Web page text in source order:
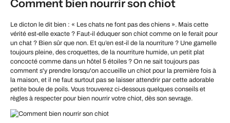
Comment bien nourrir son chiot
Le dicton le dit bien : « Les chats ne font pas des chiens ». Mais cette
vérité est-elle exacte ? Faut-il éduquer son chiot comme on le ferait pour
un chat ? Bien sûr que non. Et qu’en est-il de la nourriture ? Une gamelle
toujours pleine, des croquettes, de la nourriture humide, un petit plat
concocté comme dans un hôtel 5 étoiles ? On ne sait toujours pas
comment s'y prendre lorsqu'on accueille un chiot pour la première fois à
la maison, et il ne faut surtout pas se laisser attendrir par cette adorable
petite boule de poils. Vous trouverez ci-dessous quelques conseils et
règles à respecter pour bien nourrir votre chiot, dès son sevrage.